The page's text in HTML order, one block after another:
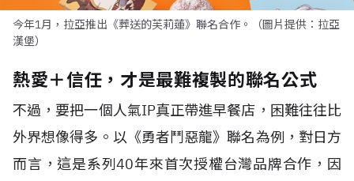
今年1月，拉亞推出《葬送的芙莉蓮》聯名合作。（圖片提供：拉亞
漢堡）
熱愛＋信任，才是最難複製的聯名公式
不過，要把一個人氣IP真正帶進早餐店，困難往往比
外界想像得多。以《勇者鬥惡龍》聯名為例，對日方
而言，這是系列40年來首次授權台灣品牌合作，因